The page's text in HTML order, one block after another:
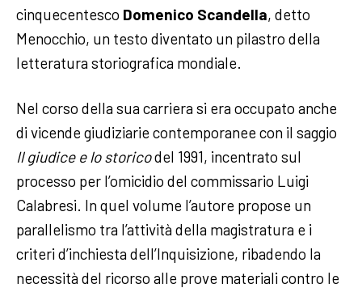
cinquecentesco Domenico Scandella, detto
Menocchio, un testo diventato un pilastro della
letteratura storiografica mondiale.
Nel corso della sua carriera si era occupato anche
di vicende giudiziarie contemporanee con il saggio
Il giudice e lo storicodel 1991, incentrato sul
processo per l’omicidio del commissario Luigi
Calabresi. In quel volume l’autore propose un
parallelismo tra l’attività della magistratura e i
criteri d’inchiesta dell’Inquisizione, ribadendo la
necessità del ricorso alle prove materiali contro le